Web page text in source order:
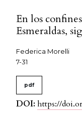
En los
Esmeraldas,
Federica Morelli
7-31
pdf
DOI: https://